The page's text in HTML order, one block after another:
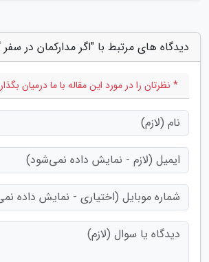
دیدگاه های مرتبط با "اگر مدارکمان در
* نظرتان را در مورد این مقاله با ما درمیان